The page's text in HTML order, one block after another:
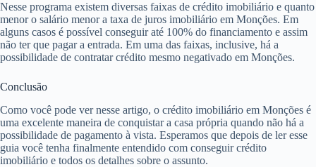
Nesse programa existem diversas faixas de crédito imobiliário e quanto
menor o salário menor a taxa de juros imobiliário em Monções. Em
alguns casos é possível conseguir até 100% do financiamento e assim
não ter que pagar a entrada. Em uma das faixas, inclusive, há a
possibilidade de contratar crédito mesmo negativado em Monções.
Conclusão
Como você pode ver nesse artigo, o crédito imobiliário em Monções é
uma excelente maneira de conquistar a casa própria quando não há a
possibilidade de pagamento à vista. Esperamos que depois de ler esse
guia você tenha finalmente entendido com conseguir crédito
imobiliário e todos os detalhes sobre o assunto.